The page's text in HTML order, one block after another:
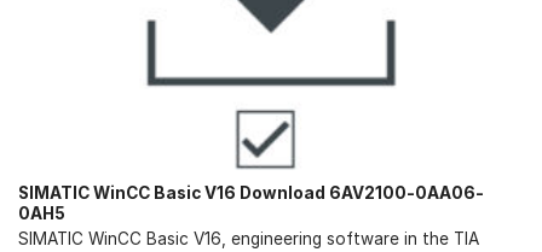
SIMATIC WinCC Basic V16 Download 6AV2100-0AA06-
0AH5
SIMATIC WinCC Basic V16, engineering software in the TIA